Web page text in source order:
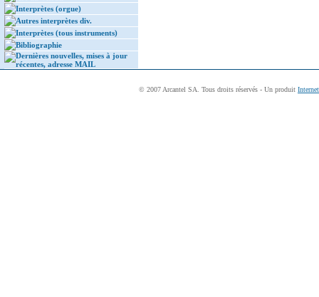
Interprètes (orgue)
Autres interprètes div.
Interprètes (tous instruments)
Bibliographie
Dernières nouvelles, mises à jour
récentes, adresse MAIL
© 2007 Arcantel SA. Tous droits réservés - Un produit